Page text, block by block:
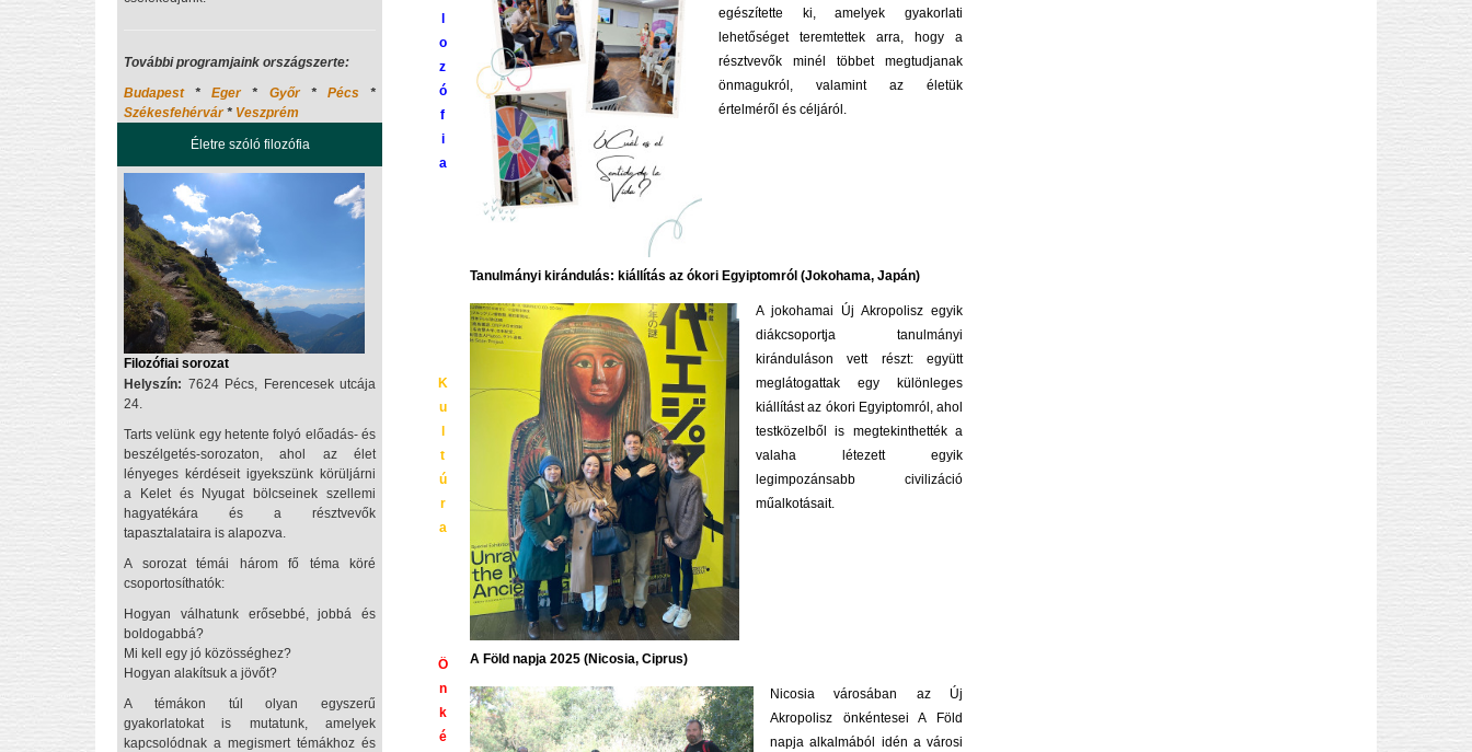
További programjaink országszerte:
Budapest*Eger* Győr* Pécs*
Székesfehérvár* Veszprém
Életre szóló filozófia
Filozófiai sorozat
Helyszín: 7624 Pécs, Ferencesek utcája
24.
Tarts velünk egy hetente folyó előadás- és
beszélgetés-sorozaton, ahol az élet
lényeges kérdéseit igyekszünk körüljárni
a Kelet és Nyugat bölcseinek szellemi
hagyatékára és a résztvevők
tapasztalataira is alapozva.
A sorozat témái három fő téma köré
csoportosíthatók:
Hogyan válhatunk erősebbé, jobbá és
boldogabbá?
Mi kell egy jó közösséghez?
Hogyan alakítsuk a jövőt?
A témákon túl olyan egyszerű
gyakorlatokat is mutatunk, amelyek
kapcsolódnak a megismert témákhoz és
o
z
ó
f
i
a
egészítette ki, amelyek gyakorlati
lehetőséget teremtettek arra, hogy a
résztvevők minél többet megtudjanak
önmagukról, valamint az életük
értelméről és céljáról.
K
u
t
ú
r
a
Tanulmányi kirándulás: kiállítás az ókori Egyiptomról (Jokohama, Japán)
A jokohamai Új Akropolisz egyik
diákcsoportja tanulmányi
kiránduláson vett részt: együtt
meglátogattak egy különleges
kiállítást az ókori Egyiptomról, ahol
testközelből is megtekinthették a
valaha létezett egyik
legimpozánsabb civilizáció
műalkotásait.
Ö
n
k
é
A Föld napja 2025 (Nicosia, Ciprus)
Nicosia városában az Új
Akropolisz önkéntesei A Föld
napja alkalmából idén a városi